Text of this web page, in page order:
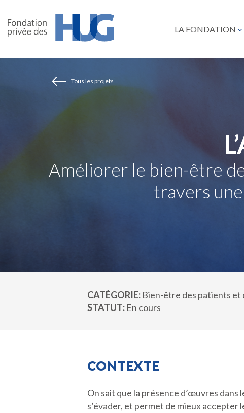
au
contenu
LA FONDATION
Tous les projets
Améliorer le bien-être
travers
CATÉGORIE Bien-être des patients et
STATUT En cours
CONTEXTE
On sait que la présence d’œuvres
s’évader, et permet de mieux accepter